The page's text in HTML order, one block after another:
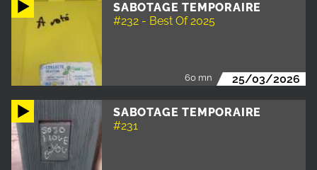
SABOTAGE TEMPORAIRE
#232 - Best Of 2025
60 mn 25/03/2026
SABOTAGE TEMPORAIRE
#231